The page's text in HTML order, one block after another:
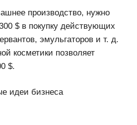
производство, нужно
$ в покупку действующих
эмульгаторов и т. д.
косметики позволяет
$.
идеи бизнеса